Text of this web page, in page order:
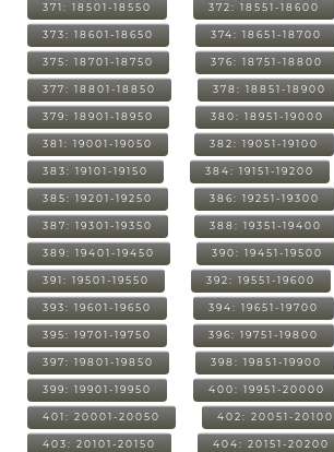
371: 18501-18550 372: 18551-18600
373: 18601-18650 374: 18651-18700
375: 18701-18750 376: 18751-18800
377: 18801-18850 378: 18851-18900
379: 18901-18950 380: 18951-19000
381: 19001-19050 382: 19051-19100
383: 19101-19150 384: 19151-19200
385: 19201-19250 386: 19251-19300
387: 19301-19350 388: 19351-19400
389: 19401-19450 390: 19451-19500
391: 19501-19550 392: 19551-19600
393: 19601-19650 394: 19651-19700
395: 19701-19750 396: 19751-19800
397: 19801-19850 398: 19851-19900
399: 19901-19950 400: 19951-20000
401: 20001-20050 402: 20051-20100
403: 20101-20150 404: 20151-20200